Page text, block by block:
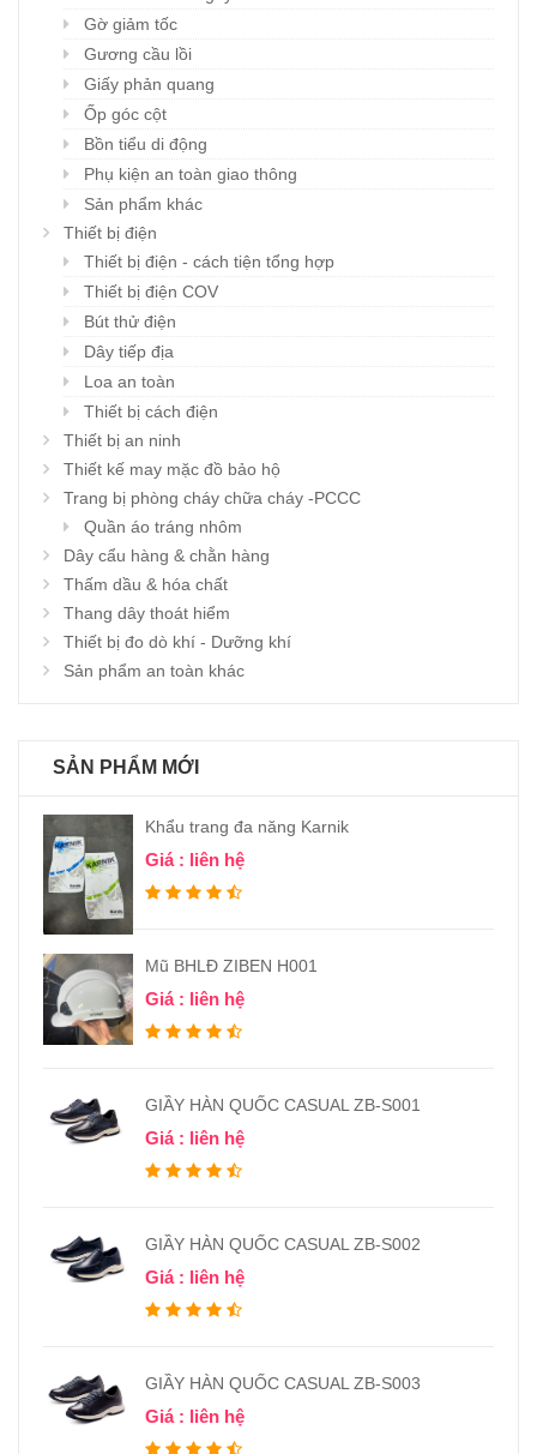
Gờ giảm tốc
Gương cầu lồi
Giấy phản quang
Ốp góc cột
Bồn tiểu di động
Phụ kiện an toàn giao thông
Sản phẩm khác
Thiết bị điện
Thiết bị điện - cách tiện tổng hợp
Thiết bị điện COV
Bút thử điện
Dây tiếp địa
Loa an toàn
Thiết bị cách điện
Thiết bị an ninh
Thiết kế may mặc đồ bảo hộ
Trang bị phòng cháy chữa cháy -PCCC
Quần áo tráng nhôm
Dây cẩu hàng & chằn hàng
Thấm dầu & hóa chất
Thang dây thoát hiểm
Thiết bị đo dò khí - Dưỡng khí
Sản phẩm an toàn khác
SẢN PHẨM MỚI
Khẩu trang đa năng Karnik
Giá : liên hệ
Mũ BHLĐ ZIBEN H001
Giá : liên hệ
GIẦY HÀN QUỐC CASUAL ZB-S001
Giá : liên hệ
GIẦY HÀN QUỐC CASUAL ZB-S002
Giá : liên hệ
GIẦY HÀN QUỐC CASUAL ZB-S003
Giá : liên hệ